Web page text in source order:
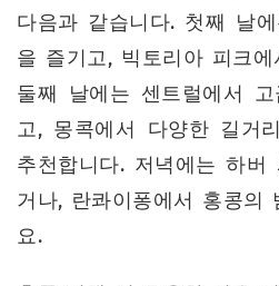
다음과 같습니다. 첫째 날
을 즐기고, 빅토리아 피크
둘째 날에는 센트럴에서
고, 몽콕에서 다양한 길거
추천합니다. 저녁에는 하버
거나, 란콰이퐁에서 홍콩의
요.